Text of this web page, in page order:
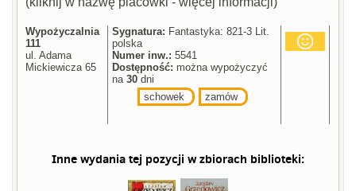
Wypożyczalnia
111
ul. Adama
Mickiewicza 65
Sygnatura: Fantastyka: 821-3 Lit.
polska
Numer inw.: 5541
Dostępność: można wypożyczyć
na30 dni
schowek
zamów
Inne wydania tej pozycji w zbiorach biblioteki: